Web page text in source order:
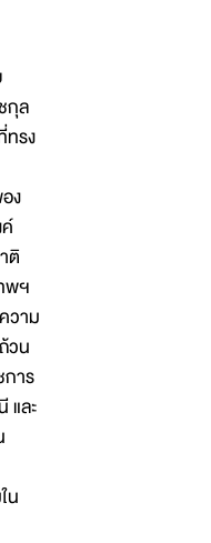
กุล
ทรง
ง
ติ
พฯ
วาม
วน
าร
และ
น